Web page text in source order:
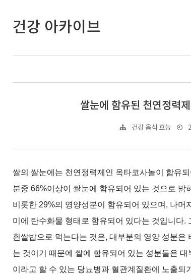
건강 아카이브
쌀눈에 함유된 천연정력
건강 음식 효능
쌀의 쌀눈에는 천연정력제인 옥타코사놀이 함유
분중 66%이상이 쌀눈에 함유되어 있는 것으로 밝
비롯한 29%의 영양성분이 함유되어 있으며 , 나머
미에 탄수화물 형태로 함유되어 있다는 것입니다.
흰쌀밥으로 먹는다는 것은, 대부분의 영양 성분은
는 것이기 때문에 쌀에 함유되어 있는 성분들은
이라고 할 수 있는 당뇨병과 혈관계질환에 노출되